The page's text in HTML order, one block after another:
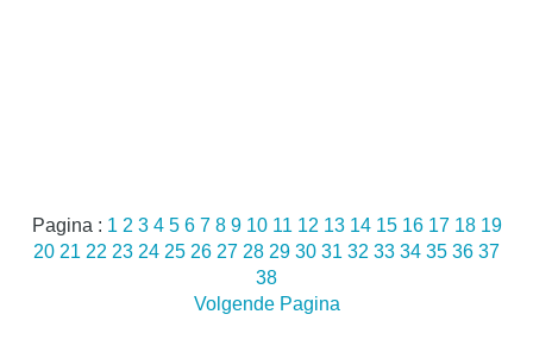
Pagina : 1 2 3 4 5 6 7 8 9 10 11 12 13 14 15 16 17 18 19
20 21 22 23 24 25 26 27 28 29 30 31 32 33 34 35 36 37
38
Volgende Pagina